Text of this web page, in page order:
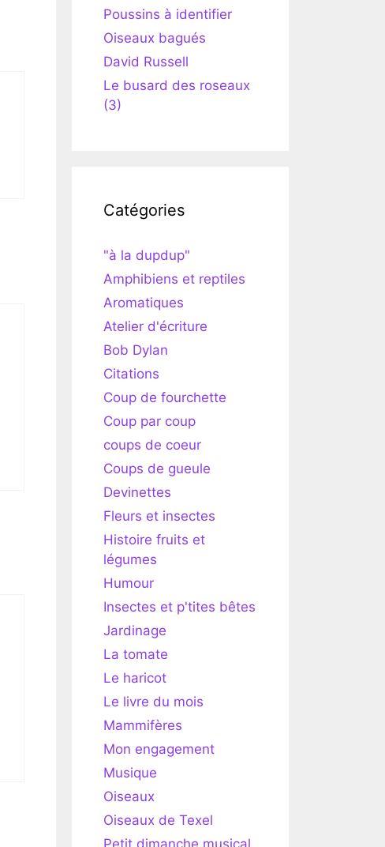
Poussins à identifier
Oiseaux bagués
David Russell
Le busard des roseaux
(3)
Catégories
"à la dupdup"
Amphibiens et reptiles
Aromatiques
Atelier d'écriture
Bob Dylan
Citations
Coup de fourchette
Coup par coup
coups de coeur
Coups de gueule
Devinettes
Fleurs et insectes
Histoire fruits et
légumes
Humour
Insectes et p'tites bêtes
Jardinage
La tomate
Le haricot
Le livre du mois
Mammifères
Mon engagement
Musique
Oiseaux
Oiseaux de Texel
Petit dimanche musical